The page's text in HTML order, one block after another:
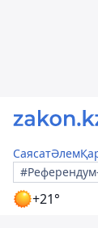
СаясатӘлем
+21°